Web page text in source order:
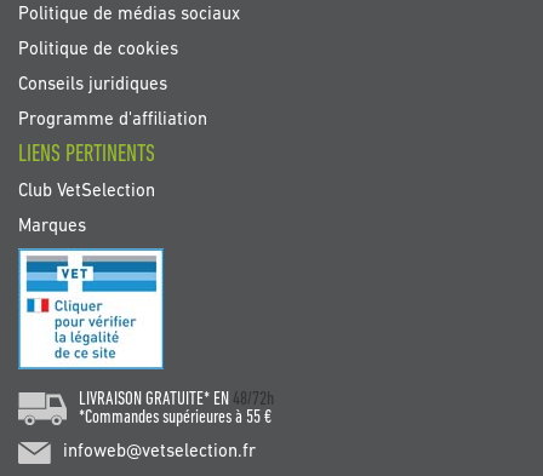
Politique de médias sociaux
Politique de cookies
Conseils juridiques
Programme d'affiliation
LIENS PERTINENTS
Club VetSelection
Marques
LIVRAISON GRATUITE* EN 48/72h
*Commandes supérieures à 55 €
infoweb@vetselection.fr